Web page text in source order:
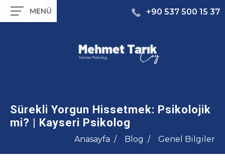
+90 537 500 15 37
Sürekli Yorgun Hissetmek: Psikolojik
mi? | Kayseri Psikolog
Anasayfa Blog Genel Bilgiler